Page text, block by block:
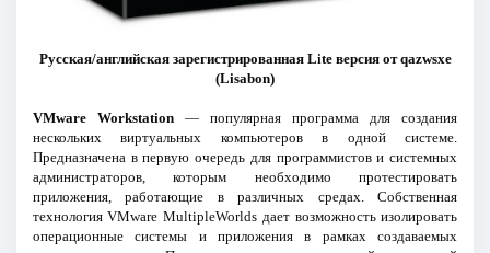
Русская/английская зарегистрированная Lite версия от qazwsxe
(Lisabon)
VMware Workstation— популярная программа для создания
нескольких виртуальных компьютеров в одной системе.
Предназначена в первую очередь для программистов и системных
администраторов, которым необходимо протестировать
приложения, работающие в различных средах. Собственная
технология VMware MultipleWorlds дает возможность изолировать
операционные системы и приложения в рамках создаваемых